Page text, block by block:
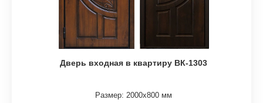
Дверь входная в квартиру ВК-1303
Размер: 2000х800 мм